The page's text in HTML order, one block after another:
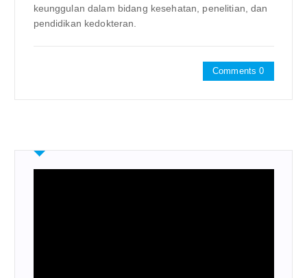
keunggulan dalam bidang kesehatan, penelitian, dan
pendidikan kedokteran.
Comments 0